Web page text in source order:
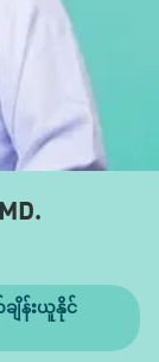
ျိန်းယူနိုင်